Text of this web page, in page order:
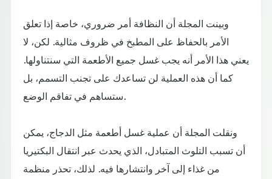
وبينت المجلة أن النظافة أمر ضروري، خاصة إذا تعلق
الأمر بالحفاظ على المطبخ في ظروف مثالية. لكن، لا
يعني هذا الأمر أنه يجب غسل جميع الأطعمة التي سنتناولها.
كما أن هذه العملية لن تساعدك على تجنب التسمم، بل
ستساهم في تفاقم الوضع.
ونقلت المجلة أن عملية غسل أطعمة مثل الدجاج، يمكن
أن تسبب التلوث المتبادل، الذي يحدث عبر انتقال البكتيريا
من غذاء إلى آخر وانتشارها فيه. لذلك، تحذر منظمة